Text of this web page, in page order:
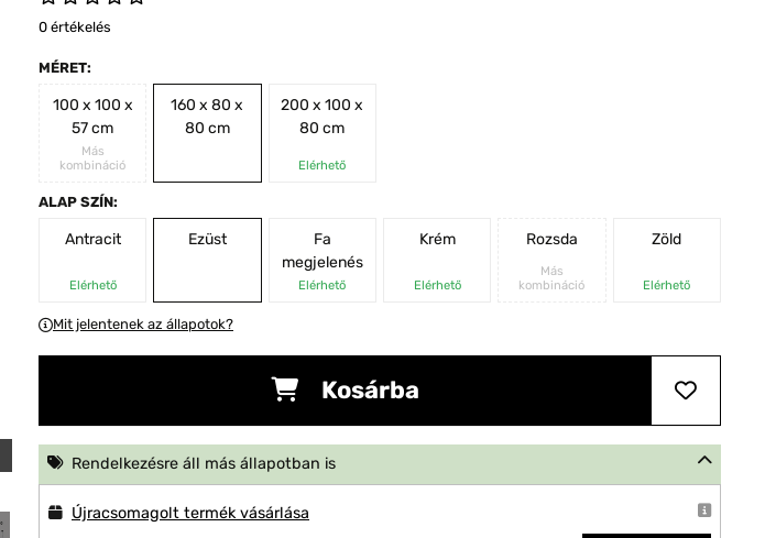
0 értékelés
MÉRET:
100 x 100 x
57 cm
Más
kombináció
160 x 80 x
80 cm
200 x 100 x
80 cm
Elérhető
ALAP SZÍN:
Antracit
Elérhető
Ezüst
Fa
megjelenés
Elérhető
Krém
Elérhető
Rozsda
Más
kombináció
Zöld
Elérhető
Mit jelentenek az állapotok?
Kosárba
Rendelkezésre áll más állapotban is
Újracsomagolt termék vásárlása